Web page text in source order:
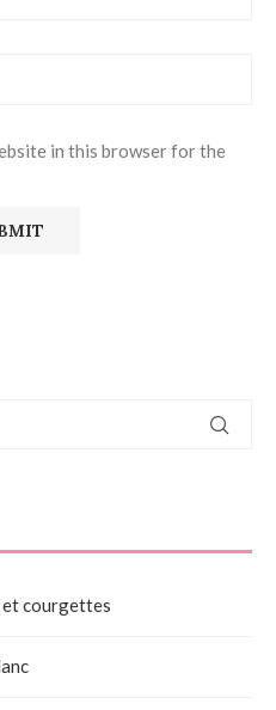
in this browser for the
et courgettes